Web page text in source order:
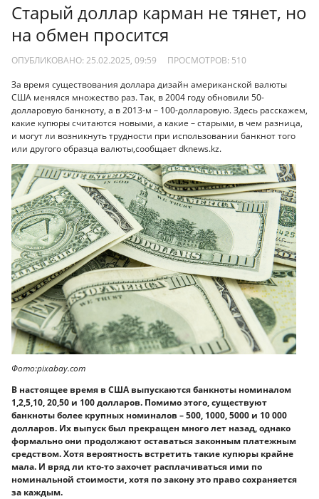
Старый доллар карман не тянет, но
на обмен просится
ОПУБЛИКОВАНО: 25.02.2025, 09:59 ПРОСМОТРОВ: 510
За время существования доллара дизайн американской валюты
США менялся множество раз. Так, в 2004 году обновили 50-
долларовую банкноту, а в 2013-м – 100-долларовую. Здесь расскажем,
какие купюры считаются новыми, а какие – старыми, в чем разница,
и могут ли возникнуть трудности при использовании банкнот того
или другого образца валюты,сообщает dknews.kz.
Фото:pixabay.com
В настоящее время в США выпускаются банкноты номиналом
1,2,5,10, 20,50 и 100 долларов. Помимо этого, существуют
банкноты более крупных номиналов – 500, 1000, 5000 и 10 000
долларов. Их выпуск был прекращен много лет назад, однако
формально они продолжают оставаться законным платежным
средством. Хотя вероятность встретить такие купюры крайне
мала. И вряд ли кто-то захочет расплачиваться ими по
номинальной стоимости, хотя по закону это право сохраняется
за каждым.